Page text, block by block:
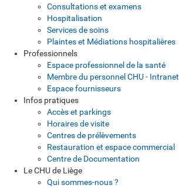
Consultations et examens
Hospitalisation
Services de soins
Plaintes et Médiations hospitalières
Professionnels
Espace professionnel de la santé
Membre du personnel CHU - Intranet
Espace fournisseurs
Infos pratiques
Accès et parkings
Horaires de visite
Centres de prélèvements
Restauration et espace commercial
Centre de Documentation
Le CHU de Liège
Qui sommes-nous ?